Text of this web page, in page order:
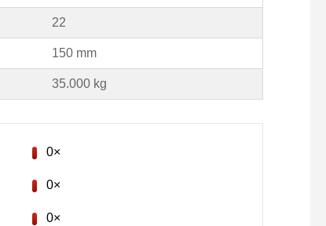
22
150 mm
35.000 kg
0×
0×
0×